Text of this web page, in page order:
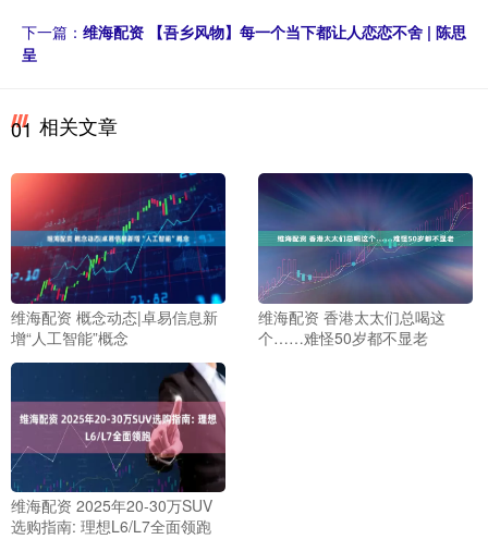
下一篇： 维海配资 【吾乡风物】每一个当下都让人恋恋不舍 | 陈思
呈
01 相关文章
维海配资 概念动态|卓易信息新
增“人工智能”概念
维海配资 香港太太们总喝这
个……难怪50岁都不显老
维海配资 2025年20-30万SUV
选购指南: 理想L6/L7全面领跑